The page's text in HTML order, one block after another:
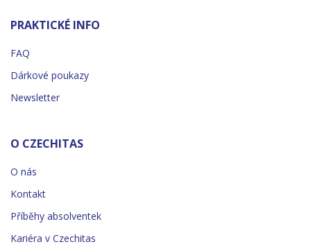
PRAKTICKÉ INFO
FAQ
Dárkové poukazy
Newsletter
O CZECHITAS
O nás
Kontakt
Příběhy absolventek
Kariéra v Czechitas